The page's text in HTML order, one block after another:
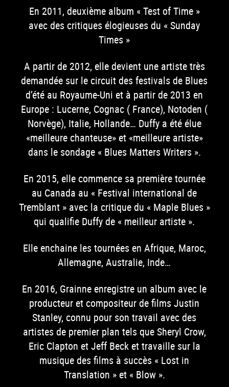
En 2011, deuxième album « Test of Time »
avec des critiques élogieuses du « Sunday
Times »
A partir de 2012, elle devient une artiste très
demandée sur le circuit des festivals de Blues
d’été au Royaume-Uni et à partir de 2013 en
Europe : Lucerne, Cognac ( France), Notoden (
Norvège), Italie, Hollande… Duffy a été élue
«meilleure chanteuse» et «meilleure artiste»
dans le sondage « Blues Matters Writers ».
En 2015, elle commence sa première tournée
au Canada au « Festival international de
Tremblant » avec la critique du « Maple Blues »
qui qualifie Duffy de « meilleur artiste ».
Elle enchaine les tournées en Afrique, Maroc,
Allemagne, Australie, Inde…
En 2016, Grainne enregistre un album avec le
producteur et compositeur de films Justin
Stanley, connu pour son travail avec des
artistes de premier plan tels que Sheryl Crow,
Eric Clapton et Jeff Beck et travaille sur la
musique des films à succès « Lost in
Translation » et « Blow ».